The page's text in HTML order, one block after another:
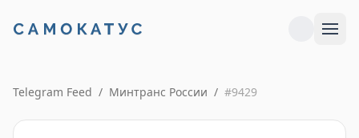
Telegram Feed / Минтранс России / #9429